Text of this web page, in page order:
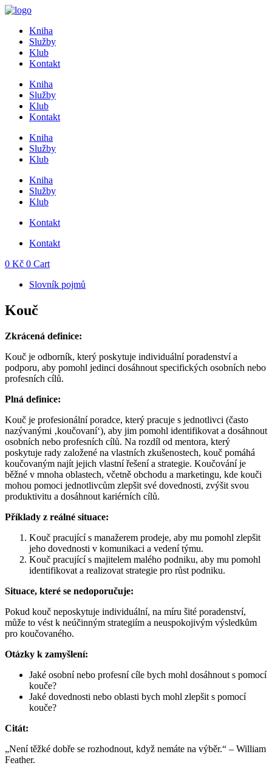
Přejít
obsahuKniha
Služby
Klub
Kontakt
Kniha
Služby
Klub
Kontakt
Kniha
Služby
Klub
Kniha
Služby
Klub
Kontakt
Kontakt
0 Kč 0 Cart
Slovník pojmů
Kouč
Zkrácená definice:
Kouč je odborník, který poskytuje individuální poradenství a
podporu, aby pomohl jedinci dosáhnout specifických osobních nebo
profesních cílů.
Plná definice:
Kouč je profesionální poradce, který pracuje s jednotlivci (často
nazývanými ‚koučovaní‘), aby jim pomohl identifikovat a dosáhnout
osobních nebo profesních cílů. Na rozdíl od mentora, který
poskytuje rady založené na vlastních zkušenostech, kouč pomáhá
koučovaným najít jejich vlastní řešení a strategie. Koučování je
běžné v mnoha oblastech, včetně obchodu a marketingu, kde kouči
mohou pomoci jednotlivcům zlepšit své dovednosti, zvýšit svou
produktivitu a dosáhnout kariérních cílů.
Příklady z reálné situace:
Kouč pracující s manažerem prodeje, aby mu pomohl zlepšit
jeho dovednosti v komunikaci a vedení týmu.
Kouč pracující s majitelem malého podniku, aby mu pomohl
identifikovat a realizovat strategie pro růst podniku.
Situace, které se nedoporučuje:
Pokud kouč neposkytuje individuální, na míru šité poradenství,
může to vést k neúčinným strategiím a neuspokojivým výsledkům
pro koučovaného.
Otázky k zamyšlení:
Jaké osobní nebo profesní cíle bych mohl dosáhnout s pomocí
kouče?
Jaké dovednosti nebo oblasti bych mohl zlepšit s pomocí
kouče?
Citát:
„Není těžké dobře se rozhodnout, když nemáte na výběr.“ – William
Feather.